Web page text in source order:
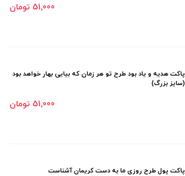
51٬000 تومان
پاکت هدیه و یاد بود طرح تو هر زمان که بیایی بهار خواهد بود
(سایز بزرگ)
51٬000 تومان
پاکت پول طرح روزی ما به دست کریمان آشناست